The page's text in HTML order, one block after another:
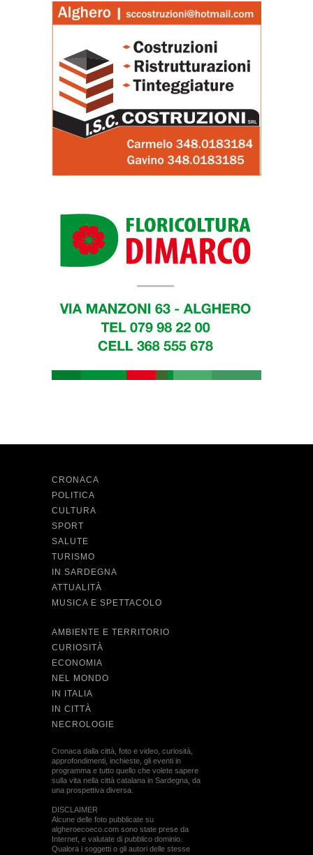
CRONACA
POLITICA
CULTURA
SPORT
SALUTE
TURISMO
IN SARDEGNA
ATTUALITÀ
MUSICA E SPETTACOLO
AMBIENTE E TERRITORIO
CURIOSITÀ
ECONOMIA
NEL MONDO
IN ITALIA
IN CITTÀ
NECROLOGIE
Cronaca dalla città, foto e video, curiosità,
approfondimenti, inchieste, gli eventi in
programma e tutto quello che volete sapere
sulla vita nella città catalana in Sardegna, da
una prospettiva diversa.
DISCLAIMER
Alcune delle foto pubblicate su
algheroecoeco.com sono state prese da
Internet, e valutate di pubblico dominio.
Qualora i soggetti o gli autori delle stesse